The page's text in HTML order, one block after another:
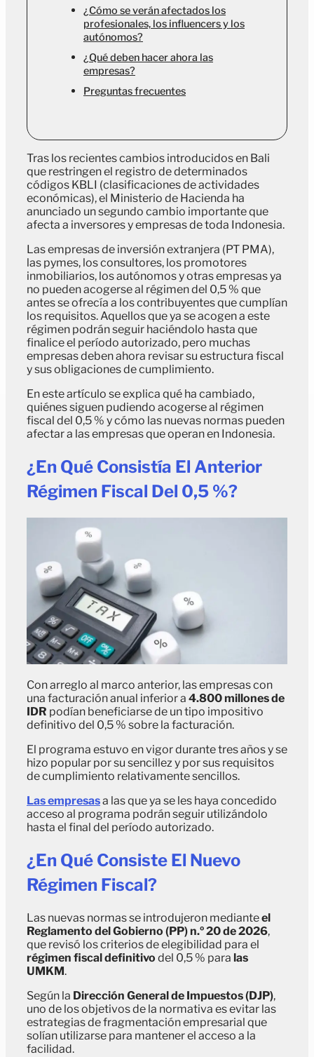
¿Cómo se verán afectados los
profesionales, los influencers y los
autónomos?
¿Qué deben hacer ahora las
empresas?
Preguntas frecuentes
Tras los recientes cambios introducidos en Bali
que restringen el registro de determinados
códigos KBLI (clasificaciones de actividades
económicas), el Ministerio de Hacienda ha
anunciado un segundo cambio importante que
afecta a inversores y empresas de toda Indonesia.
Las empresas de inversión extranjera (PT PMA),
las pymes, los consultores, los promotores
inmobiliarios, los autónomos y otras empresas ya
no pueden acogerse al régimen del 0,5 % que
antes se ofrecía a los contribuyentes que cumplían
los requisitos. Aquellos que ya se acogen a este
régimen podrán seguir haciéndolo hasta que
finalice el período autorizado, pero muchas
empresas deben ahora revisar su estructura fiscal
y sus obligaciones de cumplimiento.
En este artículo se explica qué ha cambiado,
quiénes siguen pudiendo acogerse al régimen
fiscal del 0,5 % y cómo las nuevas normas pueden
afectar a las empresas que operan en Indonesia.
¿En Qué Consistía El Anterior
Régimen Fiscal Del 0,5 %?
Con arreglo al marco anterior, las empresas con
una facturación anual inferior a 4.800 millones de
IDR podían beneficiarse de un tipo impositivo
definitivo del 0,5 % sobre la facturación.
El programa estuvo en vigor durante tres años y se
hizo popular por su sencillez y por sus requisitos
de cumplimiento relativamente sencillos.
Las empresasa las que ya se les haya concedido
acceso al programa podrán seguir utilizándolo
hasta el final del período autorizado.
¿En Qué Consiste El Nuevo
Régimen Fiscal?
Las nuevas normas se introdujeron medianteel
Reglamento del Gobierno (PP) n.º 20 de 2026,
que revisó los criterios de elegibilidad para el
régimen fiscal definitivo del 0,5 % para las
UMKM.
Según la Dirección General de Impuestos (DJP),
uno de los objetivos de la normativa es evitar las
estrategias de fragmentación empresarial que
solían utilizarse para mantener el acceso a la
facilidad.